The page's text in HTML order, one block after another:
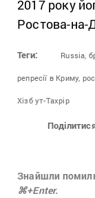
2017 року
Ростова-на-
Теги: Russia,
репресії в Криму,
Хізб ут-Тахрір
Знайшли
⌘+Enter.